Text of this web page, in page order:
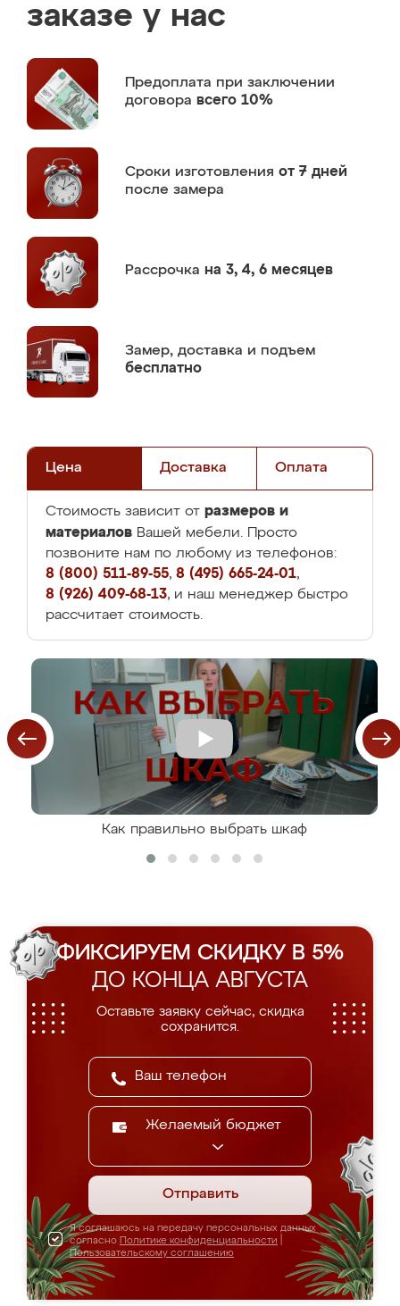
заказе у нас
Предоплата при заключении
договора всего 10%
Сроки изготовления от 7 дней
после замера
Рассрочка на 3, 4, 6 месяцев
Замер, доставка и подъем
бесплатно
Цена Доставка Оплата
Стоимость зависит от размеров и
материалов Вашей мебели. Просто
позвоните нам по любому из телефонов:
8 (800) 511-89-55, 8 (495) 665-24-01,
8 (926) 409-68-13, и наш менеджер быстро
рассчитает стоимость.
Как правильно выбрать шкаф
ФИКСИРУЕМ СКИДКУ В 5%
ДО КОНЦА АВГУСТА
Оставьте заявку сейчас, скидка
сохранится.
Желаемый бюджет
Отправить
Я соглашаюсь на передачу персональных данных
согласно Политике конфиденциальности
Пользовательскому соглашению